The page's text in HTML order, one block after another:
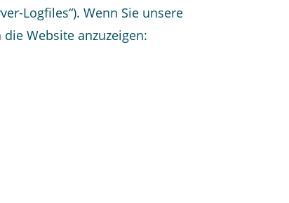
Logfiles“). Wenn Sie unsere
Website anzuzeigen: